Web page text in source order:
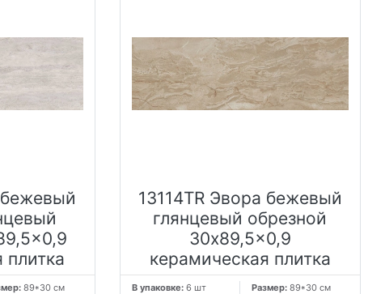
бежевый
плитка
89*30 см
13114TR Эвора бежевый
глянцевый обрезной
30x89,5x0,9
керамическая плитка
В упаковке:6 шт Размер: 89*30 см